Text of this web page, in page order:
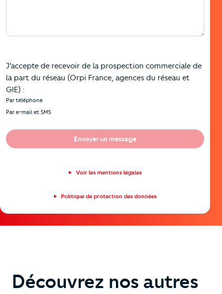
J’accepte de recevoir de la prospection commerciale de
la part du réseau (Orpi France, agences du réseau et
GIE) :
Par téléphone
Par e-mail et SMS
Envoyer un message
Voir les mentions légales
Politique de protection des données
Découvrez nos autres